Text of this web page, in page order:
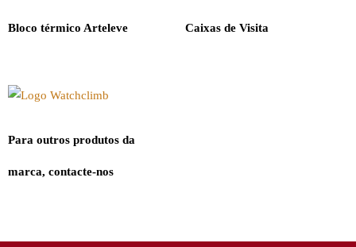
Bloco térmico Arteleve Caixas de Visita
Para outros produtos da
marca, contacte-nos